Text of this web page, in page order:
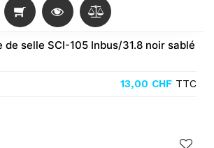
de selle SCI-105 Inbus/31.8 noir sablé
13,00 CHF TTC